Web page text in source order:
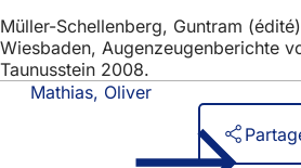
Müller-Schellenberg, Guntram
Wiesbaden, Augenzeugenberichte
Taunusstein 2008.
Mathias, Oliver